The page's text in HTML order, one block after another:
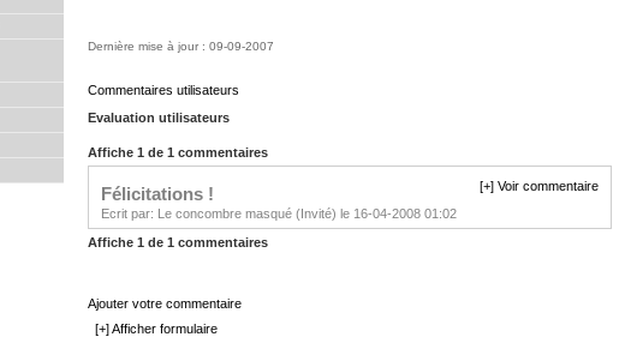
Dernière mise à jour : 09-09-2007
Commentaires utilisateurs
Evaluation utilisateurs
Affiche 1 de 1 commentaires
[+] Voir commentaire
Félicitations !
Ecrit par: Le concombre masqué (Invité) le 16-04-2008 01:02
Affiche 1 de 1 commentaires
Ajouter votre commentaire
[+] Afficher formulaire